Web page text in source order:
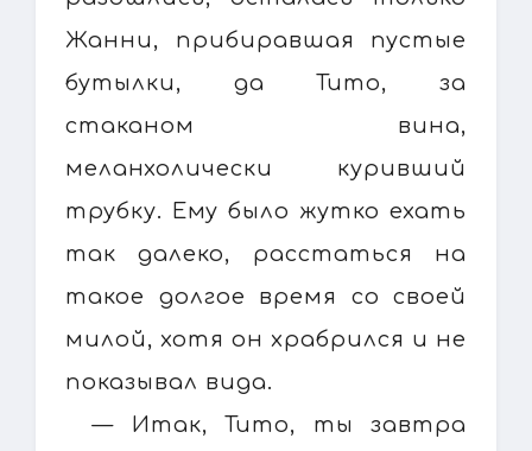
Жанни, прибиравшая пустые
бутылки, да Тито, за
стаканом вина,
меланхолически куривший
трубку. Ему было жутко ехать
так далеко, расстаться на
такое долгое время со своей
милой, хотя он храбрился и не
показывал вида.
— Итак, Тито, ты завтра